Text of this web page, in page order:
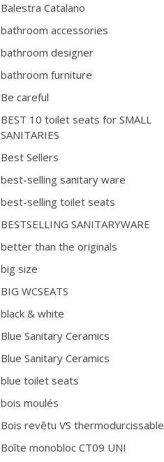
Balestra Catalano
bathroom accessories
bathroom designer
bathroom furniture
Be careful
BEST 10 toilet seats for SMALL
SANITARIES
Best Sellers
best-selling sanitary ware
best-selling toilet seats
BESTSELLING SANITARYWARE
better than the originals
big size
BIG WCSEATS
black & white
Blue Sanitary Ceramics
Blue Sanitary Ceramics
blue toilet seats
bois moulés
Bois revêtu VS thermodurcissable
Boîte monobloc CT09 UNI